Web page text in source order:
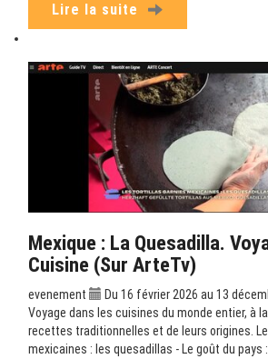
Lire la suite
Mexique : La Quesadilla.
Cuisine (sur ArteTv)
evenement
Du 16 février 2026 au 13
Voyage dans les cuisines du monde entier, à
recettes traditionnelles et de leurs origines.
mexicaines : les quesadillas - Le goût du pays